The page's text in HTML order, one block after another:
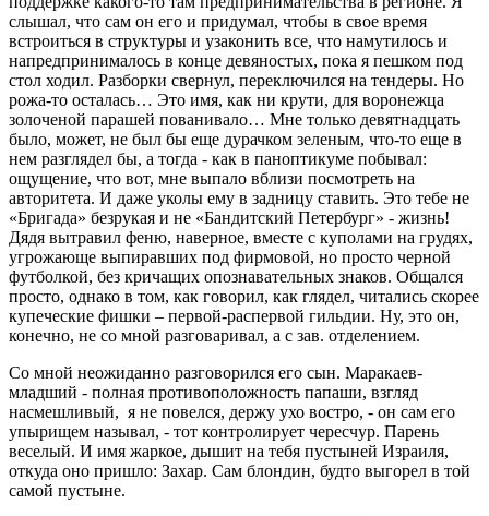
слышал, что сам он его и придумал, чтобы в свое время
встроиться в структуры и узаконить все, что намутилось и
напредпринималось в конце девяностых, пока я пешком под
стол ходил. Разборки свернул, переключился на тендеры. Но
рожа-то осталась… Это имя, как ни крути, для воронежца
золоченой парашей пованивало… Мне только девятнадцать
было, может, не был бы еще дурачком зеленым, что-то еще в
нем разглядел бы, а тогда - как в паноптикуме побывал:
ощущение, что вот, мне выпало вблизи посмотреть на
авторитета. И даже уколы ему в задницу ставить. Это тебе не
«Бригада» безрукая и не «Бандитский Петербург» - жизнь!
Дядя вытравил феню, наверное, вместе с куполами на грудях,
угрожающе выпиравших под фирмовой, но просто черной
футболкой, без кричащих опознавательных знаков. Общался
просто, однако в том, как говорил, как глядел, читались скорее
купеческие фишки – первой-распервой гильдии. Ну, это он,
конечно, не со мной разговаривал, а с зав. отделением.
Со мной неожиданно разговорился его сын. Маракаев-
младший - полная противоположность папаши, взгляд
насмешливый, я не повелся, держу ухо востро, - он сам его
упырищем называл, - тот контролирует чересчур. Парень
веселый. И имя жаркое, дышит на тебя пустыней Израиля,
откуда оно пришло: Захар. Сам блондин, будто выгорел в той
самой пустыне.